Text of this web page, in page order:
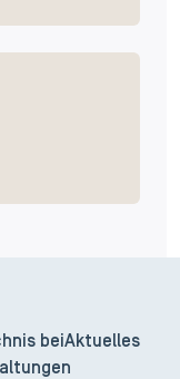
bei Aktuelles